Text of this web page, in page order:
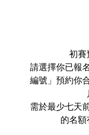
初賽
請選擇你已報
編號」預約你
需於最少七天
的名額